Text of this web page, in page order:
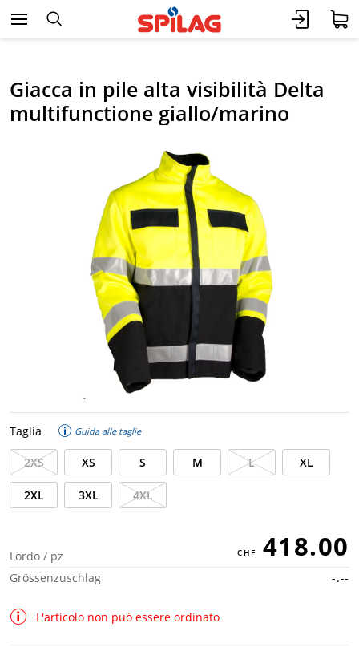
Giacca in pile alta visibilità Delta
multifunctione giallo/marino
Taglia Guida alle taglie
2XS XS S M L XL
2XL 3XL 4XL
Lordo / pz 418.00
Grössenzuschlag -.--
L'articolo non può essere ordinato